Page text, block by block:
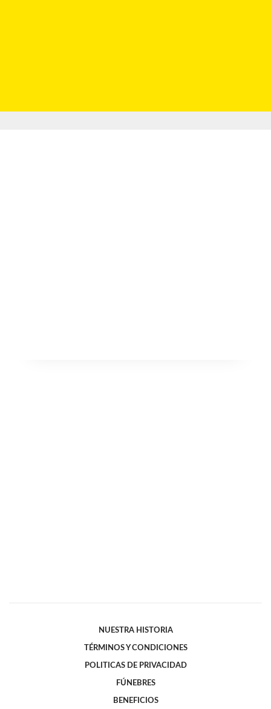
NUESTRA HISTORIA
TÉRMINOS Y CONDICIONES
POLITICAS DE PRIVACIDAD
FÚNEBRES
BENEFICIOS